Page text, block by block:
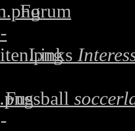
Forum
Links
Fussball